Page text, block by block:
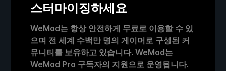
스터마이징하세요
WeMod는 항상 안전하게 무료로 이용할 수 있
으며 전 세계 수백만 명의 게이머로 구성된 커
뮤니티를 보유하고 있습니다. WeMod는
WeMod Pro 구독자의 지원으로 운영됩니다.